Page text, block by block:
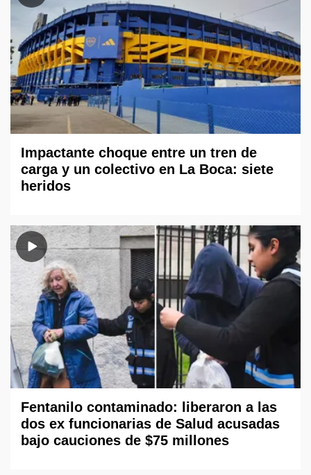
Impactante choque entre un tren de
carga y un colectivo en La Boca: siete
heridos
Fentanilo contaminado: liberaron a las
dos ex funcionarias de Salud acusadas
bajo cauciones de $75 millones